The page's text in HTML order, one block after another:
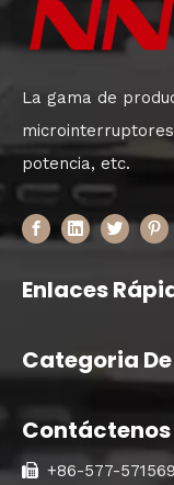
La gama de
potencia, etc.
Enlaces
Categoria
Contáctenos
 +86-577-